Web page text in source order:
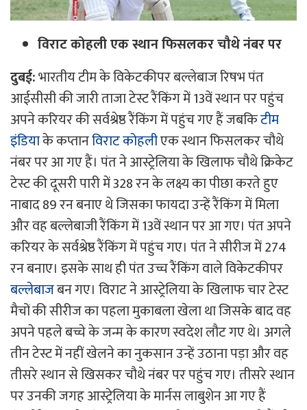
विराट कोहली एक स्थान फिसलकर चौथे नंबर पर
दुबई:भारतीय टीम के विकेटकीपर बल्लेबाज रिषभ पंत
आईसीसी की जारी ताजा टेस्ट रैंकिंग में 13वें स्थान पर पहुंच
अपने करियर की सर्वश्रेष्ठ रैंकिंग में पहुंच गए हैं जबकिटीम
इंडियाके कप्तानविराट कोहलीएक स्थान फिसलकर चौथे
नंबर पर आ गए हैं। पंत ने आस्ट्रेलिया के खिलाफ चौथे क्रिकेट
टेस्ट की दूसरी पारी में 328 रन के लक्ष्य का पीछा करते हुए
नाबाद 89 रन बनाए थे जिसका फायदा उन्हें रैंकिंग में मिला
और वह बल्लेबाजी रैंकिंग में 13वें स्थान पर आ गए। पंत अपने
करियर के सर्वश्रेष्ठ रैंकिंग में पहुंच गए। पंत ने सीरीज में 274
रन बनाए। इसके साथ ही पंत उच्च रैंकिंग वाले विकेटकीपर
बल्लेबाजबन गए। विराट ने आस्ट्रेलिया के खिलाफ चार टेस्ट
मैचों की सीरीज का पहला मुकाबला खेला था जिसके बाद वह
अपने पहले बच्चे के जन्म के कारण स्वदेश लौट गए थे। अगले
तीन टेस्ट में नहीं खेलने का नुकसान उन्हें उठाना पड़ा और वह
तीसरे स्थान से खिसकर चौथे नंबर पर पहुंच गए। तीसरे स्थान
पर उनकी जगह आस्ट्रेलिया के मार्नस लाबुशेन आ गए हैं